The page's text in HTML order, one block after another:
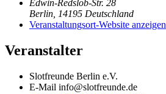
Edwin-Redslob-Str. 28
Berlin 14195 Deutschland
Veranstaltungsort-Website anzeigen
Veranstalter
Slotfreunde Berlin e.V.
E-Mail info@slotfreunde.de